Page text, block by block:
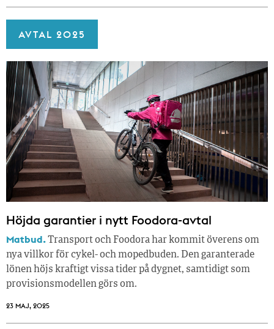
AVTAL 2025
Höjda garantier i nytt Foodora-avtal
Matbud.Transport och Foodora har kommit överens om
nya villkor för cykel- och mopedbuden. Den garanterade
lönen höjs kraftigt vissa tider på dygnet, samtidigt som
provisionsmodellen görs om.
23 MAJ, 2025